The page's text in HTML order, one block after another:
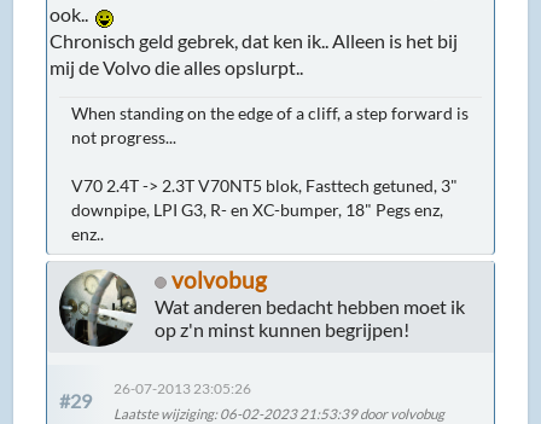
ook..
Chronisch geld gebrek, dat ken ik.. Alleen is het bij
mij de Volvo die alles opslurpt..
When standing on the edge of a cliff, a step forward is
not progress...
V70 2.4T -> 2.3T V70NT5 blok, Fasttech getuned, 3"
downpipe, LPI G3, R- en XC-bumper, 18" Pegs enz,
enz..
volvobug
Wat anderen bedacht hebben moet ik
op z'n minst kunnen begrijpen!
#29
26-07-2013 23:05:26
Laatste wijziging: 06-02-2023 21:53:39 door volvobug